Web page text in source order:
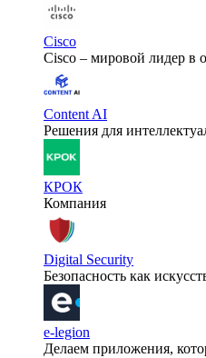
Cisco
Cisco – мировой лидер в
Content AI
Решения для
КРОК
Компания
Digital Security
Безопасность как
e-legion
Делаем приложения,